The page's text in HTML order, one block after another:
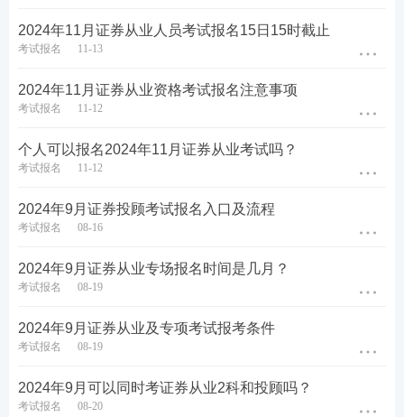
第五步：没报考的的新考生需上传个人寸照，老考生
无需上传，沿用原来的照片即可。
第六步：选择科目，考生自行选择报考科目即可。
2024年11月证券从业人员考试报名15日15时截止
考试报名 11-13
2024年11月证券从业资格考试报名注意事项
考试报名 11-12
个人可以报名2024年11月证券从业考试吗？
考试报名 11-12
2024年9月证券投顾考试报名入口及流程
考试报名 08-16
2024年9月证券从业专场报名时间是几月？
考试报名 08-19
2024年9月证券从业及专项考试报考条件
考试报名 08-19
2024年9月可以同时考证券从业2科和投顾吗？
考试报名 08-20